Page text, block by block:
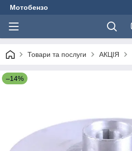
Мотобензо
Товари та послуги АКЦІЯ
–14%